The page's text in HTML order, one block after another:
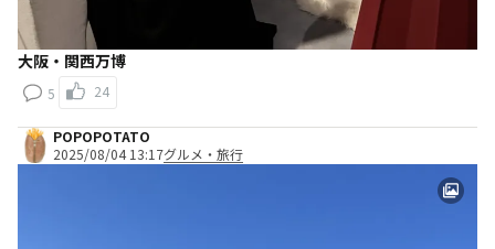
大阪・関西万博
5 24
POPOPOTATO
2025/08/04 13:17グルメ・旅行